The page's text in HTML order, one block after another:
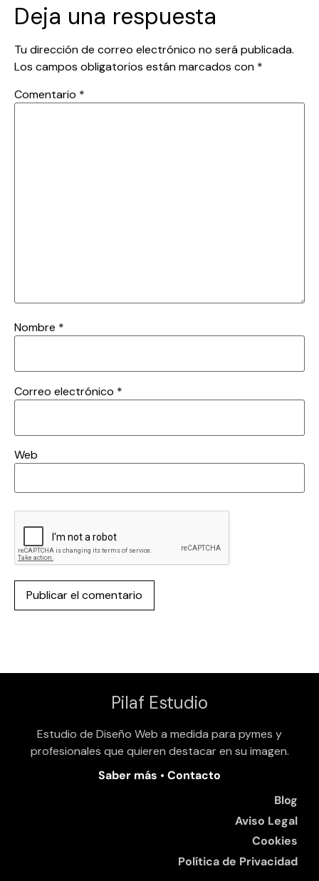
Deja una respuesta
Tu dirección de correo electrónico no será publicada.
Los campos obligatorios están marcados con *
Comentario *
Nombre *
Correo electrónico *
Web
Pilaf Estudio
Estudio de Diseño Web a medida para pymes y
profesionales que quieren destacar en su imagen.
Saber más • Contacto
Blog
Aviso Legal
Cookies
Política de Privacidad